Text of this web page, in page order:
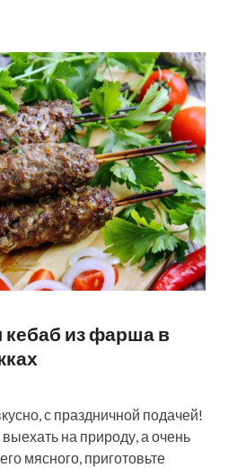
из фарша в
с праздничной подачей!
на природу, а очень
мясного, приготовьте